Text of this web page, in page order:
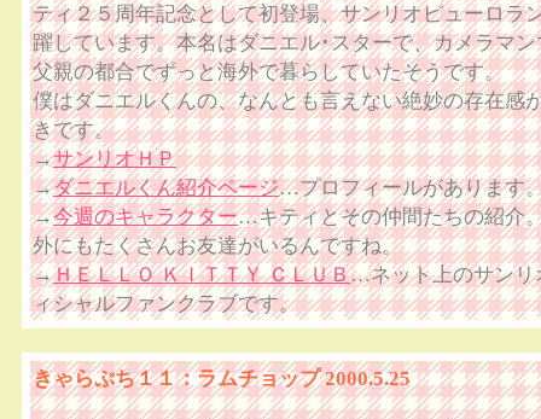
ティ２５周年記念として初登場、サンリオピューロラ
躍しています。本名はダニエル･スターで、カメラマ
父親の都合でずっと海外で暮らしていたそうです。
僕はダニエルくんの、なんとも言えない絶妙の存在感
きです。
→サンリオＨＰ
→ダニエルくん紹介ページ…プロフィールがあります
→今週のキャラクター…キティとその仲間たちの紹介
外にもたくさんお友達がいるんですね。
→ＨＥＬＬＯ ＫＩＴＴＹ ＣＬＵＢ…ネット上のサンリ
ィシャルファンクラブです。
きゃらぷち１１：ラムチョップ 2000.5.25